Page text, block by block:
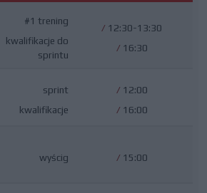
#1 trening
kwalifikacje do
sprintu
/ 12:30-13:30
/ 16:30
sprint
kwalifikacje
/ 12:00
/ 16:00
wyścig / 15:00